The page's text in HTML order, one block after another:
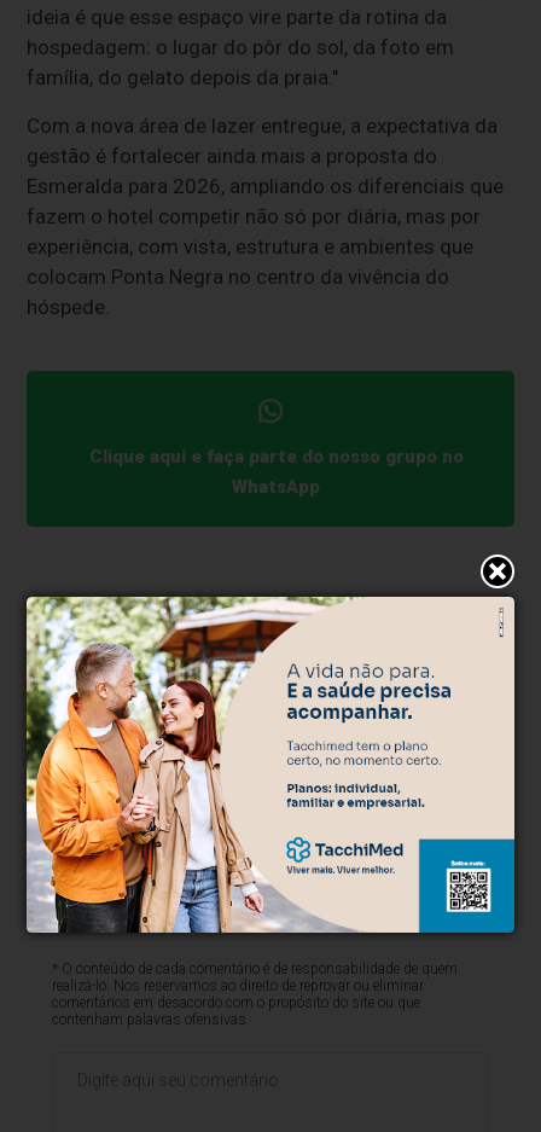
ideia é que esse espaço vire parte da rotina da
hospedagem: o lugar do pôr do sol, da foto em
família, do gelato depois da praia."
Com a nova área de lazer entregue, a expectativa da
gestão é fortalecer ainda mais a proposta do
Esmeralda para 2026, ampliando os diferenciais que
fazem o hotel competir não só por diária, mas por
experiência, com vista, estrutura e ambientes que
colocam Ponta Negra no centro da vivência do
hóspede.
Clique aqui e faça parte do nosso grupo no
WhatsApp
* O conteúdo de cada comentário é de responsabilidade de quem
realizá-lo. Nos reservamos ao direito de reprovar ou eliminar
comentários em desacordo com o propósito do site ou que
contenham palavras ofensivas.